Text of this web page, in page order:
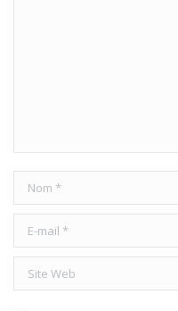
Nom *
E-mail *
Site Web